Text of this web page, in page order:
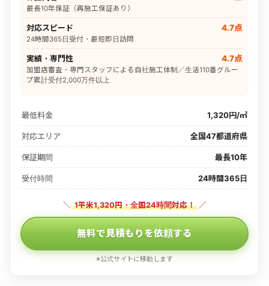
最長10年保証（再施工保証あり）
対応スピード 4.7点
24時間365日受付・最短即日訪問
実績・専門性 4.7点
加盟店審査・専門スタッフによる自社施工体制／生活110番グルー
プ累計受付2,000万件以上
最低料金 1,320円/㎡
対応エリア 全国47都道府県
保証期間 最長10年
受付時間 24時間365日
＼ 1平米1,320円・全国24時間対応！ ／
無料で見積もりを依頼する
※公式サイトに移動します